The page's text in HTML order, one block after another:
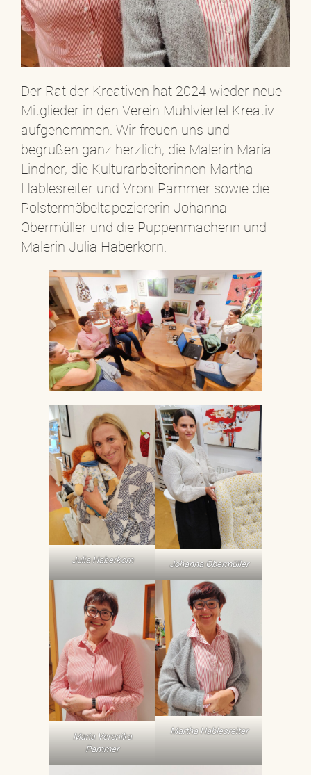
Der Rat der Kreativen hat 2024 wieder neue
Mitglieder in den Verein Mühlviertel Kreativ
aufgenommen. Wir freuen uns und
begrüßen ganz herzlich, die Malerin Maria
Lindner, die Kulturarbeiterinnen Martha
Hablesreiter und Vroni Pammer sowie die
Polstermöbeltapeziererin Johanna
Obermüller und die Puppenmacherin und
Malerin Julia Haberkorn.
Julia Haberkorn Johanna Obermüller
Maria Veronika
Pammer
Martha Hablesreiter